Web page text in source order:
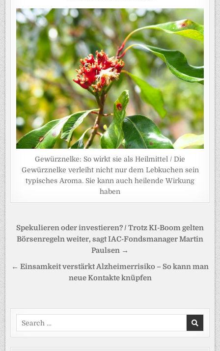
Gewürznelke: So wirkt sie als Heilmittel / Die
Gewürznelke verleiht nicht nur dem Lebkuchen sein
typisches Aroma. Sie kann auch heilende Wirkung
haben
Beitragsnavigation
Spekulieren oder investieren? / Trotz KI-Boom gelten
Börsenregeln weiter, sagt IAC-Fondsmanager Martin
Paulsen →
← Einsamkeit verstärkt Alzheimerrisiko – So kann man
neue Kontakte knüpfen
Search
for: